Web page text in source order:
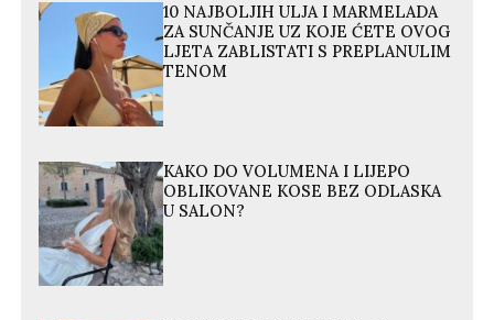
10 NAJBOLJIH ULJA I MARMELADA
ZA SUNČANJE UZ KOJE ĆETE OVOG
LJETA ZABLISTATI S PREPLANULIM
TENOM
KAKO DO VOLUMENA I LIJEPO
OBLIKOVANE KOSE BEZ ODLASKA
U SALON?